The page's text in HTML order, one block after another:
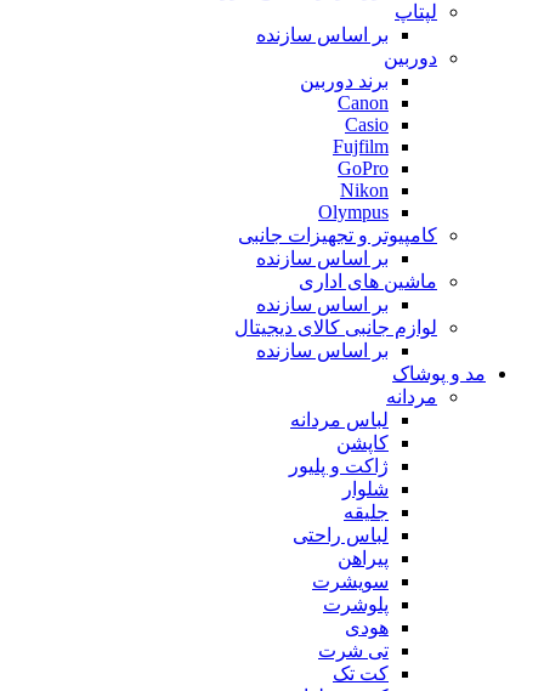
لپتاپ
بر اساس سازنده
دوربین
برند دوربین
Canon
Casio
Fujfilm
GoPro
Nikon
Olympus
کامپیوتر و تجهیزات جانبی
بر اساس سازنده
ماشین های اداری
بر اساس سازنده
لوازم جانبی کالای دیجیتال
بر اساس سازنده
مد و پوشاک
مردانه
لباس مردانه
کاپشن
ژاکت و پلیور
شلوار
جلیقه
لباس راحتی
پیراهن
سویشرت
پلوشرت
هودی
تی شرت
کت تک